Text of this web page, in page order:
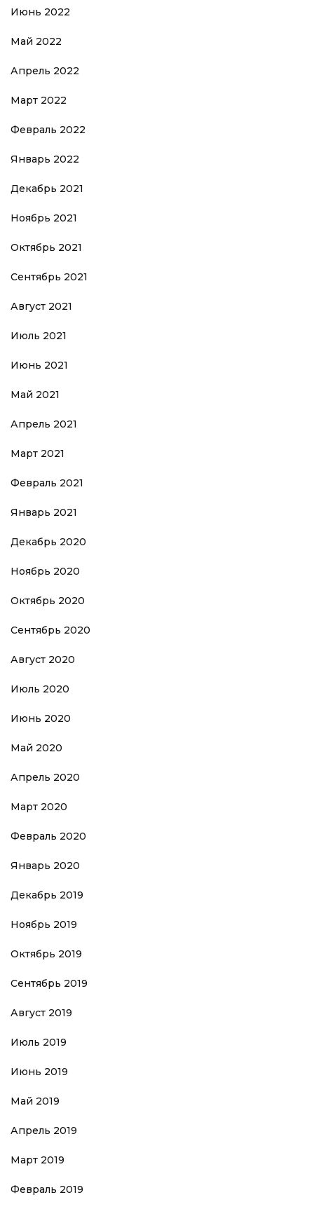
Июнь 2022
Май 2022
Апрель 2022
Март 2022
Февраль 2022
Январь 2022
Декабрь 2021
Ноябрь 2021
Октябрь 2021
Сентябрь 2021
Август 2021
Июль 2021
Июнь 2021
Май 2021
Апрель 2021
Март 2021
Февраль 2021
Январь 2021
Декабрь 2020
Ноябрь 2020
Октябрь 2020
Сентябрь 2020
Август 2020
Июль 2020
Июнь 2020
Май 2020
Апрель 2020
Март 2020
Февраль 2020
Январь 2020
Декабрь 2019
Ноябрь 2019
Октябрь 2019
Сентябрь 2019
Август 2019
Июль 2019
Июнь 2019
Май 2019
Апрель 2019
Март 2019
Февраль 2019